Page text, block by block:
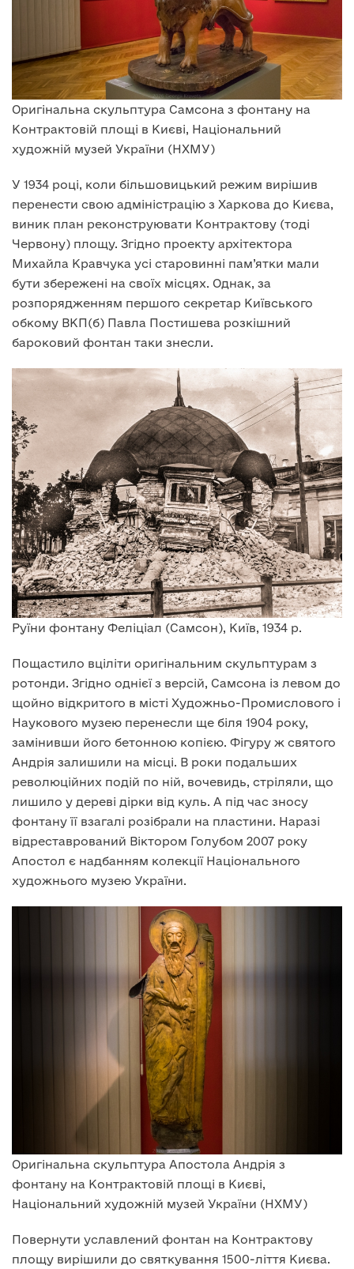
Оригінальна скульптура Самсона з фонтану на
Контрактовій площі в Києві, Національний
художній музей України (НХМУ)
У 1934 році, коли більшовицький режим вирішив
перенести свою адміністрацію з Харкова до Києва,
виник план реконструювати Контрактову (тоді
Червону) площу. Згідно проекту архітектора
Михайла Кравчука усі старовинні пам’ятки мали
бути збережені на своїх місцях. Однак, за
розпорядженням першого секретар Київського
обкому ВКП(б) Павла Постишева розкішний
бароковий фонтан таки знесли.
Руїни фонтану Феліціал (Самсон), Київ, 1934 р.
Пощастило вціліти оригінальним скульптурам з
ротонди. Згідно однієї з версій, Самсона із левом до
щойно відкритого в місті Художньо-Промислового і
Наукового музею перенесли ще біля 1904 року,
замінивши його бетонною копією. Фігуру ж святого
Андрія залишили на місці. В роки подальших
революційних подій по ній, вочевидь, стріляли, що
лишило у дереві дірки від куль. А під час зносу
фонтану її взагалі розібрали на пластини. Наразі
відреставрований Віктором Голубом 2007 року
Апостол є надбанням колекції Національного
художнього музею України.
Оригінальна скульптура Апостола Андрія з
фонтану на Контрактовій площі в Києві,
Національний художній музей України (НХМУ)
Повернути уславлений фонтан на Контрактову
площу вирішили до святкування 1500-ліття Києва.